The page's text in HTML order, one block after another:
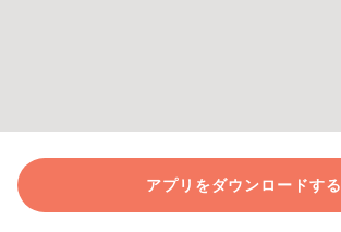
アプリをダウンロードする